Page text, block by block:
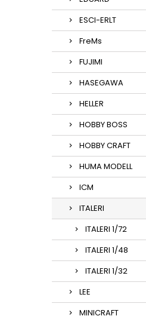
ESCI-ERLT
FreMs
FUJIMI
HASEGAWA
HELLER
HOBBY BOSS
HOBBY CRAFT
HUMA MODELL
ICM
ITALERI
ITALERI 1/72
ITALERI 1/48
ITALERI 1/32
LEE
MINICRAFT